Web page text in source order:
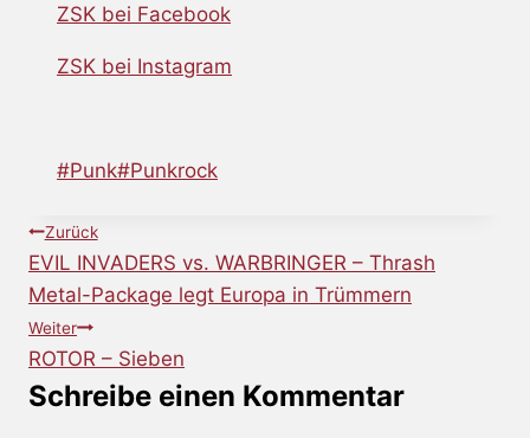
ZSK bei Facebook
ZSK bei Instagram
Schlagworte:
#Punk#Punkrock
Beitragsnavigation
Zurück
EVIL INVADERS vs. WARBRINGER – Thrash
Metal-Package legt Europa in Trümmern
Weiter
ROTOR – Sieben
Schreibe einen Kommentar